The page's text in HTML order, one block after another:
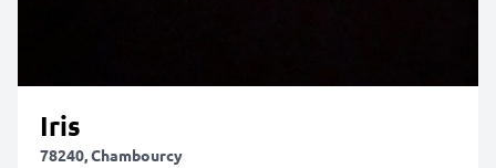
Iris
78240, Chambourcy